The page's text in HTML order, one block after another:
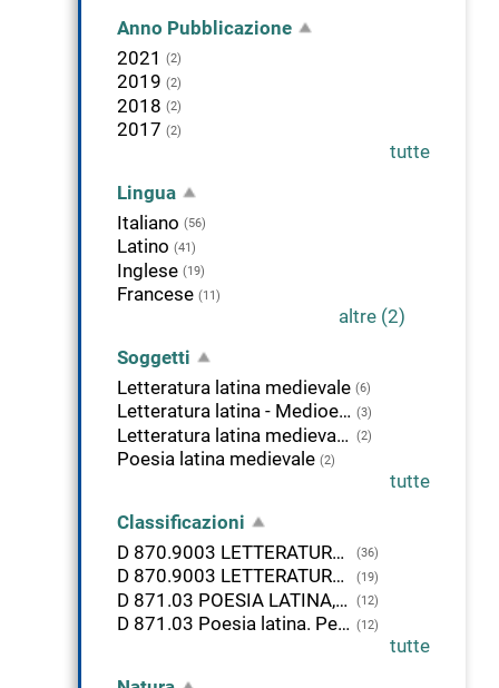
Anno Pubblicazione
2021
(2)
2019 (2)
2018 (2)
2017 (2)
tutte
Lingua
Italiano (56)
Latino (41)
Inglese (19)
Francese (11)
altre (2)
Soggetti
Letteratura latina medievale (6)
Letteratura latina - Medioevo - Fonti (3)
Letteratura latina medievale - Storia (2)
Poesia latina medievale (2)
tutte
Classificazioni
D 870.9003 LETTERATURA LATINA, 750-1349
(36)
D 870.9003 LETTERATURA LATINA. 750-1350 (19)
D 871.03 POESIA LATINA, 750-1349 (12)
D 871.03 Poesia latina. Periodo medievale, 750 ca.-1350 (12)
tutte